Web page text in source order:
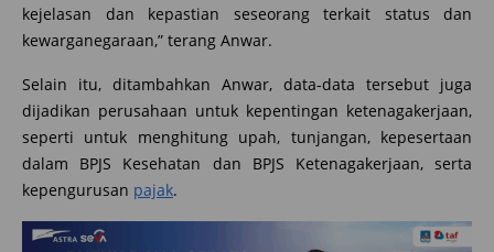
kejelasan dan kepastian seseorang terkait status dan
kewarganegaraan,” terang Anwar.
Selain itu, ditambahkan Anwar, data-data tersebut juga
dijadikan perusahaan untuk kepentingan ketenagakerjaan,
seperti untuk menghitung upah, tunjangan, kepesertaan
dalam BPJS Kesehatan dan BPJS Ketenagakerjaan, serta
kepengurusan pajak.